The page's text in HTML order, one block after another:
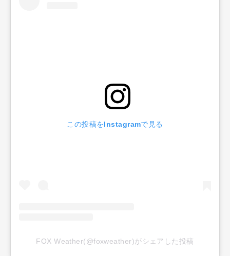
この投稿をInstagramで見る
FOX Weather(@foxweather)がシェアした投稿